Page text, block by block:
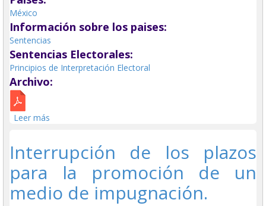
México
Información sobre los paises:
Sentencias
Sentencias Electorales:
Principios de Interpretación Electoral
Archivo:
Leer más
Interrupción de los plazos
para la promoción de un
medio de impugnación.